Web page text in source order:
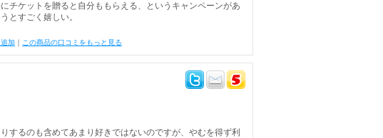
チケットを贈ると自分ももらえる、というキャンペーンがあ
とすごく嬉しい。
加 ｜ この商品の口コミをもっと見る
するのも含めてあまり好きではないのですが、やむを得ず利